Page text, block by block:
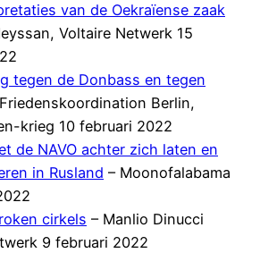
van de Oekraïense zaak
Voltaire Netwerk 15
tegen de Donbass en tegen
Berlin,
krieg 10 februari 2022
de NAVO achter zich laten en
in Rusland – Moonofalabama
cirkels – Manlio Dinucci
9 februari 2022